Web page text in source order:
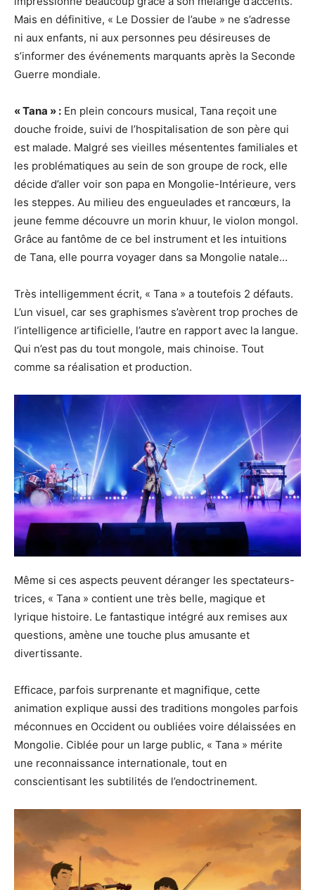
Mais en définitive, « Le Dossier de l’aube » ne s’adresse
ni aux enfants, ni aux personnes peu désireuses de
s’informer des événements marquants après la Seconde
Guerre mondiale.
« Tana » : En plein concours musical, Tana reçoit une
douche froide, suivi de l’hospitalisation de son père qui
est malade. Malgré ses vieilles mésententes familiales et
les problématiques au sein de son groupe de rock, elle
décide d’aller voir son papa en Mongolie-Intérieure, vers
les steppes. Au milieu des engueulades et rancœurs, la
jeune femme découvre un morin khuur, le violon mongol.
Grâce au fantôme de ce bel instrument et les intuitions
de Tana, elle pourra voyager dans sa Mongolie natale…
Très intelligemment écrit, « Tana » a toutefois 2 défauts.
L’un visuel, car ses graphismes s’avèrent trop proches de
l’intelligence artificielle, l’autre en rapport avec la langue.
Qui n’est pas du tout mongole, mais chinoise. Tout
comme sa réalisation et production.
Même si ces aspects peuvent déranger les spectateurs-
trices, « Tana » contient une très belle, magique et
lyrique histoire. Le fantastique intégré aux remises aux
questions, amène une touche plus amusante et
divertissante.
Efficace, parfois surprenante et magnifique, cette
animation explique aussi des traditions mongoles parfois
méconnues en Occident ou oubliées voire délaissées en
Mongolie. Ciblée pour un large public, « Tana » mérite
une reconnaissance internationale, tout en
conscientisant les subtilités de l’endoctrinement.